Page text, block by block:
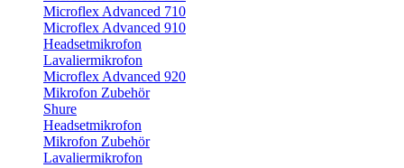
Microflex Advanced 710
Microflex Advanced 910
Headsetmikrofon
Lavaliermikrofon
Microflex Advanced 920
Mikrofon Zubehör
Shure
Headsetmikrofon
Mikrofon Zubehör
Lavaliermikrofon